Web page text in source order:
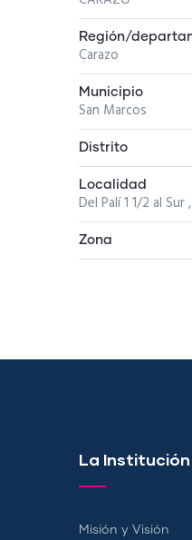
Región/
Carazo
Municipio
San Marcos
Distrito
Localidad
Del Palí 1 1/2 al
Zona
La Institución
Misión y Visión